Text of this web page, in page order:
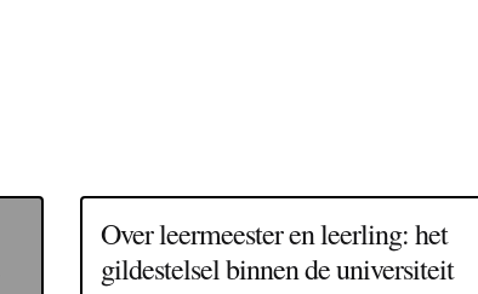
Over leermeester en leerling: het
gildestelsel binnen de universiteit